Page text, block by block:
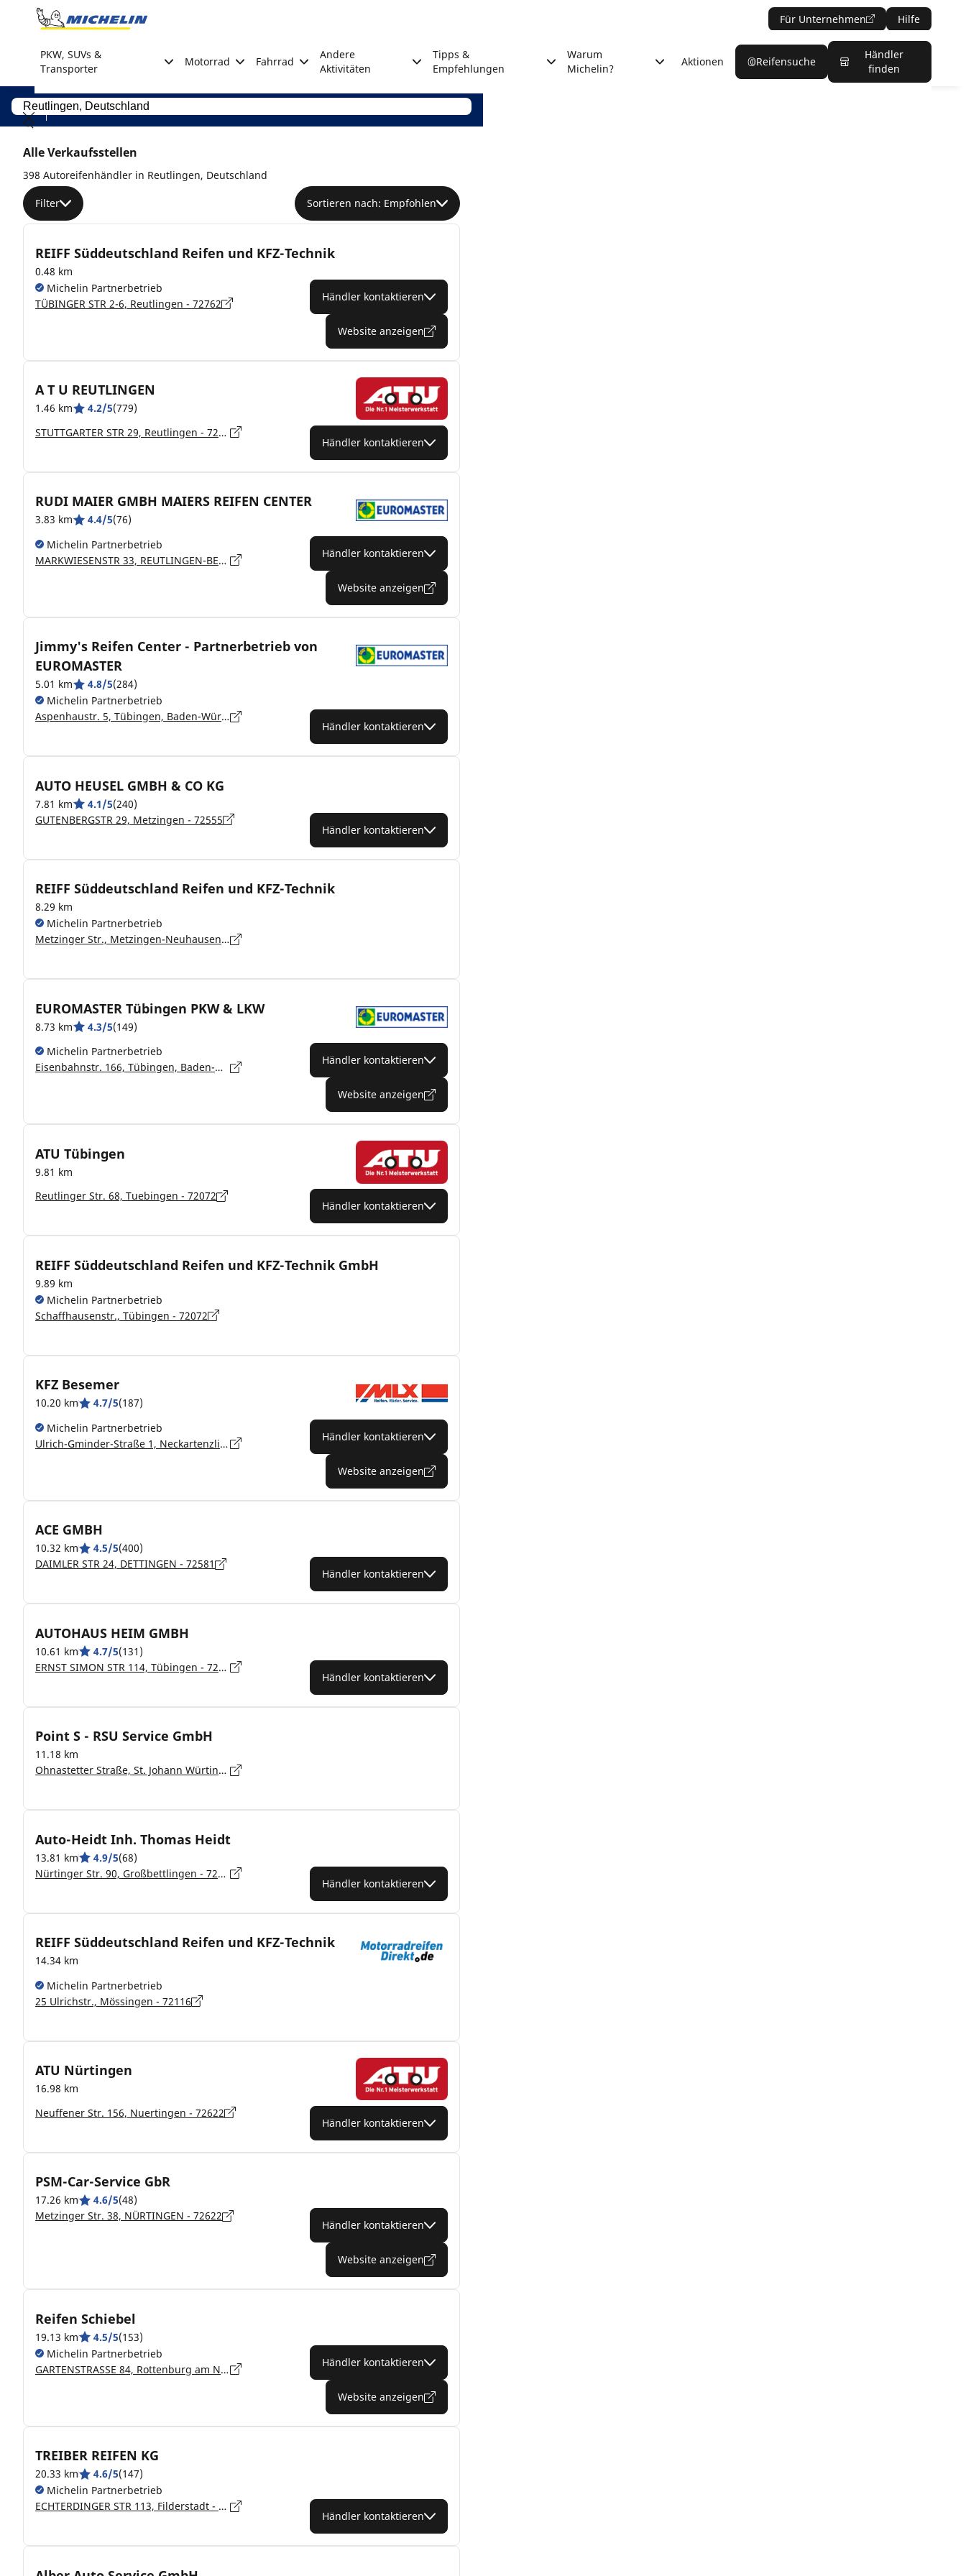
Go to page content
Für Unternehmen Hilfe
PKW, SUVs &
Transporter
Motorrad Fahrrad
Andere
Aktivitäten
Tipps &
Empfehlungen
Warum
Michelin?
Aktionen Reifensuche
Händler
finden
Alle Verkaufsstellen
398 Autoreifenhändler in Reutlingen, Deutschland
Filter Sortieren nach: Empfohlen
REIFF Süddeutschland Reifen und KFZ-Technik
0.48 km
Michelin Partnerbetrieb
TÜBINGER STR 2-6, Reutlingen - 72762
Händler kontaktieren
Website anzeigen
A T U REUTLINGEN
1.46 km 4.2/5(779)
STUTTGARTER STR 29, Reutlingen - 72766
Händler kontaktieren
RUDI MAIER GMBH MAIERS REIFEN CENTER
3.83 km 4.4/5(76)
Michelin Partnerbetrieb
MARKWIESENSTR 33, REUTLINGEN-BETZINGEN - 72770
Händler kontaktieren
Website anzeigen
Jimmy's Reifen Center - Partnerbetrieb von
EUROMASTER
5.01 km 4.8/5(284)
Michelin Partnerbetrieb
Aspenhaustr. 5, Tübingen, Baden-Württemberg, Reutlingen - 72770
Händler kontaktieren
AUTO HEUSEL GMBH & CO KG
7.81 km 4.1/5(240)
GUTENBERGSTR 29, Metzingen - 72555
Händler kontaktieren
REIFF Süddeutschland Reifen und KFZ-Technik
8.29 km
Michelin Partnerbetrieb
Metzinger Str., Metzingen-Neuhausen - 72555
EUROMASTER Tübingen PKW & LKW
8.73 km 4.3/5(149)
Michelin Partnerbetrieb
Eisenbahnstr. 166, Tübingen, Baden-Württemberg, Tuebingen - 72072
Händler kontaktieren
Website anzeigen
ATU Tübingen
9.81 km
Reutlinger Str. 68, Tuebingen - 72072
Händler kontaktieren
REIFF Süddeutschland Reifen und KFZ-Technik GmbH
9.89 km
Michelin Partnerbetrieb
Schaffhausenstr., Tübingen - 72072
KFZ Besemer
10.20 km 4.7/5(187)
Michelin Partnerbetrieb
Ulrich-Gminder-Straße 1, Neckartenzlingen - 72654
Händler kontaktieren
Website anzeigen
ACE GMBH
10.32 km 4.5/5(400)
DAIMLER STR 24, DETTINGEN - 72581
Händler kontaktieren
AUTOHAUS HEIM GMBH
10.61 km 4.7/5(131)
ERNST SIMON STR 114, Tübingen - 72072
Händler kontaktieren
Point S - RSU Service GmbH
11.18 km
Ohnastetter Straße, St. Johann Würtingen - 72813
Auto-Heidt Inh. Thomas Heidt
13.81 km 4.9/5(68)
Nürtinger Str. 90, Großbettlingen - 72663
Händler kontaktieren
REIFF Süddeutschland Reifen und KFZ-Technik
14.34 km
Michelin Partnerbetrieb
25 Ulrichstr., Mössingen - 72116
ATU Nürtingen
16.98 km
Neuffener Str. 156, Nuertingen - 72622
Händler kontaktieren
PSM-Car-Service GbR
17.26 km 4.6/5(48)
Metzinger Str. 38, NÜRTINGEN - 72622
Händler kontaktieren
Website anzeigen
Reifen Schiebel
19.13 km 4.5/5(153)
Michelin Partnerbetrieb
GARTENSTRASSE 84, Rottenburg am Neckar - 72108
Händler kontaktieren
Website anzeigen
TREIBER REIFEN KG
20.33 km 4.6/5(147)
Michelin Partnerbetrieb
ECHTERDINGER STR 113, Filderstadt - 70794
Händler kontaktieren